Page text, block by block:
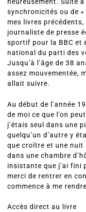
heureusement. Suite
synchronicités ou de
mes livres précédents,
journaliste de presse
sportif pour la BBC et
national du parti des
Jusqu’à l’âge de 38
assez mouvementée,
allait suivre.
Au début de l’année
de moi ce que l’on
j’étais seul dans une
quelqu’un d’autre y
que croître et une nuit
dans une chambre
insistante que j’ai fini
merci de rentrer en
commence à me
Accès direct au livre